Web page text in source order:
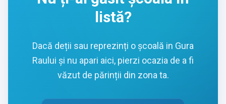
listă?
Dacă deții sau reprezinți o școală in Gura
Raului și nu apari aici, pierzi ocazia de a fi
văzut de părinții din zona ta.